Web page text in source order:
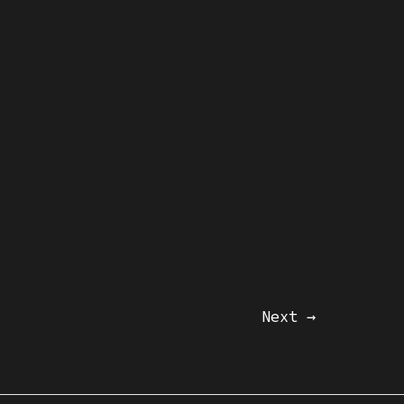
Next→